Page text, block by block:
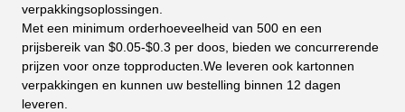
verpakkingsoplossingen.
Met een minimum orderhoeveelheid van 500 en een
prijsbereik van $0.05-$0.3 per doos, bieden we concurrerende
prijzen voor onze topproducten.We leveren ook kartonnen
verpakkingen en kunnen uw bestelling binnen 12 dagen
leveren.